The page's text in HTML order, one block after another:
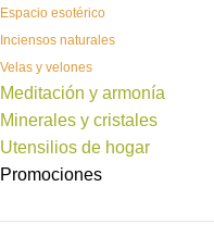
Espacio esotérico
Inciensos naturales
Velas y velones
Meditación y armonía
Minerales y cristales
Utensilios de hogar
Promociones